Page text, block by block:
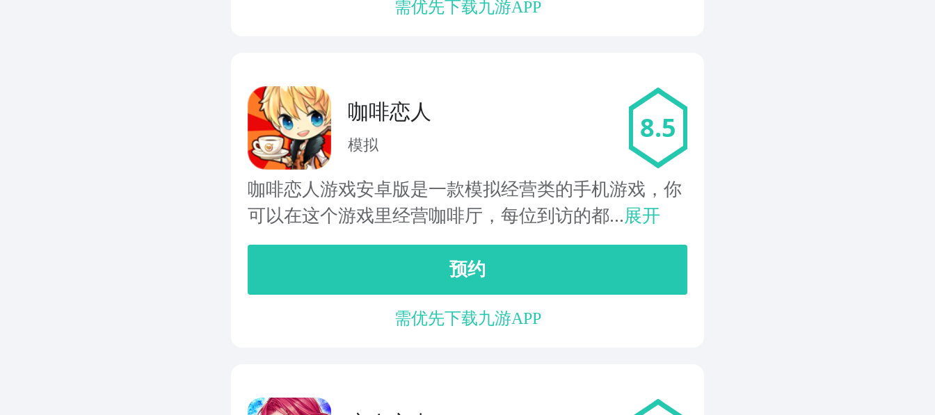
需优先下载九游APP
咖啡恋人
模拟
8.5
咖啡恋人游戏安卓版是一款模拟经营类的手机游戏，你
可以在这个游戏里经营咖啡厅，每位到访的都...展开
预约
需优先下载九游APP